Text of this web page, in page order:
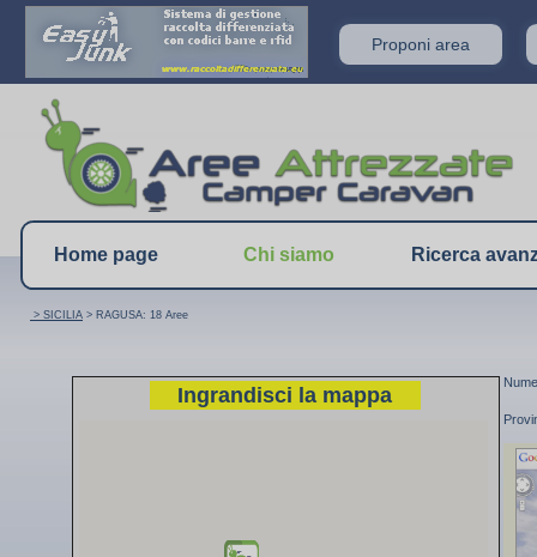
Proponi area
Home page Chi siamo Ricerca
Ingrandisci la mappa
> SICILIA > RAGUSA: 18 Aree